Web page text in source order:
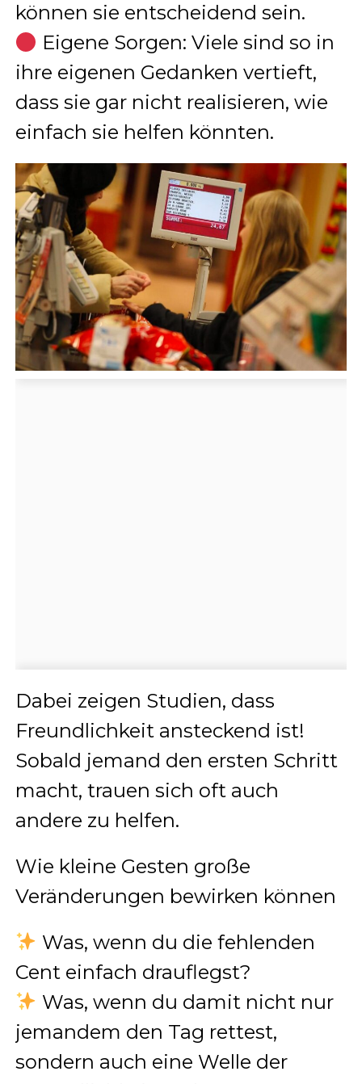
können sie entscheidend sein.
Eigene Sorgen: Viele sind so in
ihre eigenen Gedanken vertieft,
dass sie gar nicht realisieren, wie
einfach sie helfen könnten.
Dabei zeigen Studien, dass
Freundlichkeit ansteckend ist!
Sobald jemand den ersten Schritt
macht, trauen sich oft auch
andere zu helfen.
Wie kleine Gesten große
Veränderungen bewirken können
Was, wenn du die fehlenden
Cent einfach drauflegst?
Was, wenn du damit nicht nur
jemandem den Tag rettest,
sondern auch eine Welle der